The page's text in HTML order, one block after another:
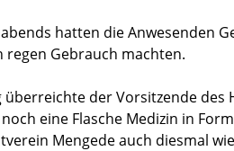
hatten die Anwesenden
regen Gebrauch machten.
der Vorsitzende des
eine Flasche Medizin in
Mengede auch diesmal